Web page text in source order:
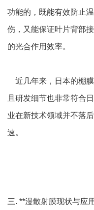
功能的，既能有效防止
伤，又能保证叶片背部
的光合作用效率。
近几年来，日本的棚
且研发细节也非常符合
业在新技术领域并不落
速。
三. **漫散射膜现状与应用